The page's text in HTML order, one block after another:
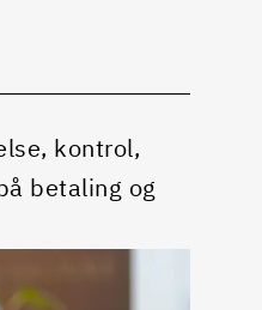
kontrol,
betaling og